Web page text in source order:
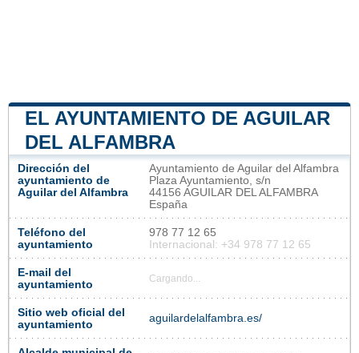
EL AYUNTAMIENTO DE AGUILAR
DEL ALFAMBRA
Dirección del
ayuntamiento de
Aguilar del Alfambra
Ayuntamiento de Aguilar del Alfambra
Plaza Ayuntamiento, s/n
44156 AGUILAR DEL ALFAMBRA
España
Teléfono del
ayuntamiento
978 77 12 65
Internacional: +34 978 77 12 65
E-mail del
ayuntamiento
Cargando...
Sitio web oficial del
ayuntamiento
aguilardelalfambra.es/